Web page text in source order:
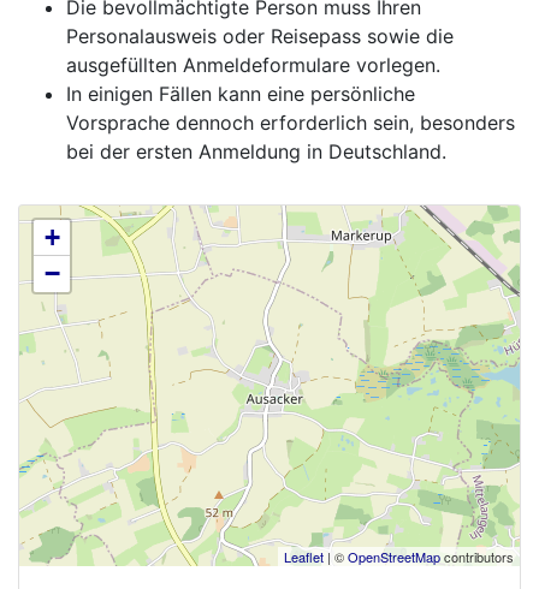
Die bevollmächtigte Person muss Ihren
Personalausweis oder Reisepass sowie die
ausgefüllten Anmeldeformulare vorlegen.
In einigen Fällen kann eine persönliche
Vorsprache dennoch erforderlich sein, besonders
bei der ersten Anmeldung in Deutschland.
+
−
Leaflet | ©OpenStreetMapcontributors